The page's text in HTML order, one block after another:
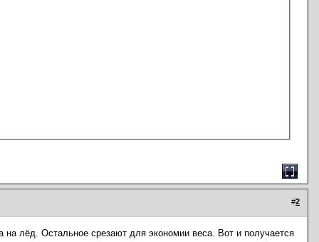
#2
на лёд. Остальное срезают для экономии веса. Вот и получается